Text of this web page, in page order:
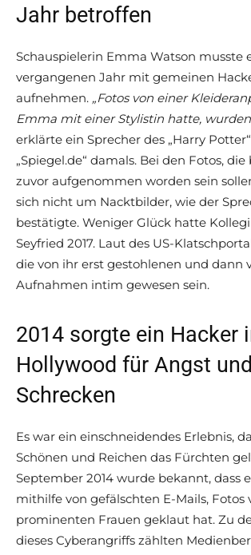
Jahr betroffen
Schauspielerin Emma Watson musste
vergangenen Jahr mit gemeinen
aufnehmen. „Fotos von einer
Emma mit einer Stylistin hatte,
erklärte ein Sprecher des „Harry
„Spiegel.de“ damals. Bei den Fotos,
zuvor aufgenommen worden sein
sich nicht um Nacktbilder, wie der
bestätigte. Weniger Glück hatte
Seyfried 2017. Laut des US-
die von ihr erst gestohlenen und dann
Aufnahmen intim gewesen sein.
2014 sorgte ein Hacker
Hollywood für Angst und
Schrecken
Es war ein einschneidendes Erlebnis,
Schönen und Reichen das Fürchten
September 2014 wurde bekannt, dass
mithilfe von gefälschten E-Mails, Fotos
prominenten Frauen geklaut hat. Zu
dieses Cyberangriffs zählten